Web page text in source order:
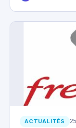
ACTUALITÉS